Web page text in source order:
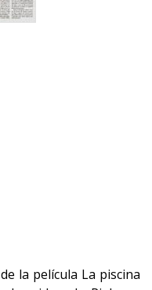
la película La piscina